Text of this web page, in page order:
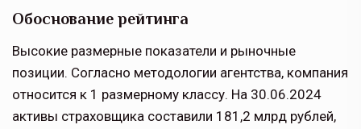
Обоснование рейтинга
Высокие размерные показатели и рыночные
позиции. Согласно методологии агентства, компания
относится к 1 размерному классу. На 30.06.2024
активы страховщика составили 181,2 млрд рублей,